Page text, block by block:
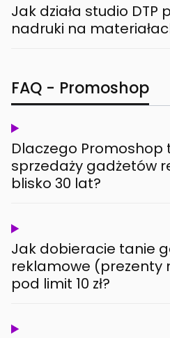
Jak działa studio DTP
nadruki na
FAQ - Promoshop
Dlaczego Promoshop
sprzedaży gadżetów
blisko 30 lat?
Jak dobieracie tanie
reklamowe (prezenty
pod limit 10 zł?